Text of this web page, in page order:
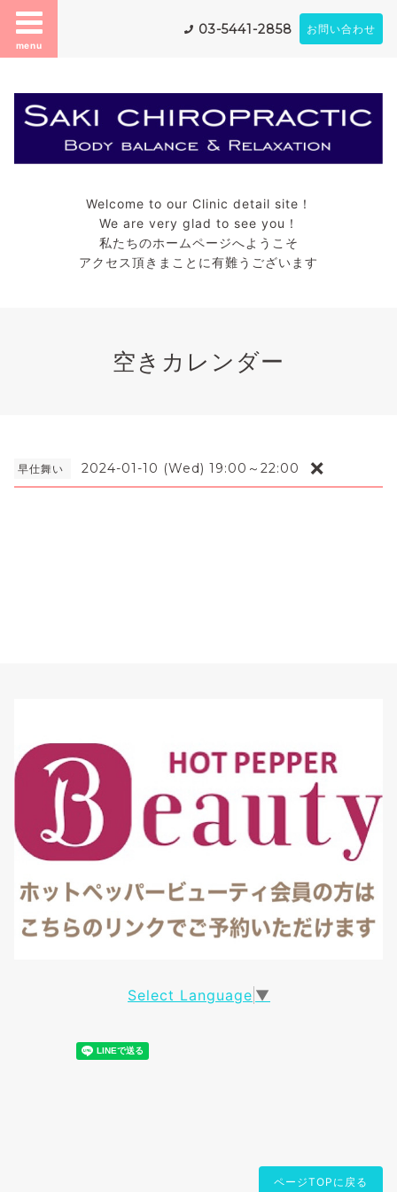
menu
03-5441-2858 お問い合わせ
Welcome to our Clinic detail site！
We are very glad to see you！
私たちのホームページへようこそ
アクセス頂きまことに有難うございます
空きカレンダー
早仕舞い 2024-01-10 (Wed) 19:00～22:00 ❌
Select Language ▼
ページTOPに戻る